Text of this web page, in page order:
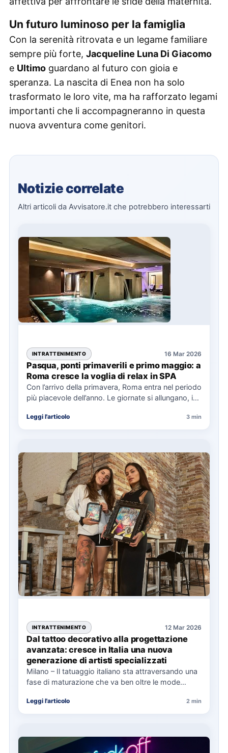
Un futuro luminoso per la famiglia
Con la serenità ritrovata e un legame familiare
sempre più forte, Jacqueline Luna Di Giacomo
e Ultimoguardano al futuro con gioia e
speranza. La nascita di Enea non ha solo
trasformato le loro vite, ma ha rafforzato legami
importanti che li accompagneranno in questa
nuova avventura come genitori.
Notizie correlate
Altri articoli da Avvisatore.it che potrebbero interessarti
INTRATTENIMENTO 16 Mar 2026
Pasqua, ponti primaverili e primo maggio: a
Roma cresce la voglia di relax in SPA
Con l’arrivo della primavera, Roma entra nel periodo
più piacevole dell’anno. Le giornate si allungano, i
Leggi l'articolo 3 min
INTRATTENIMENTO 12 Mar 2026
Dal tattoo decorativo alla progettazione
avanzata: cresce in Italia una nuova
generazione di artisti specializzati
Milano – Il tatuaggio italiano sta attraversando una
fase di maturazione che va ben oltre le mode
Leggi l'articolo 2 min